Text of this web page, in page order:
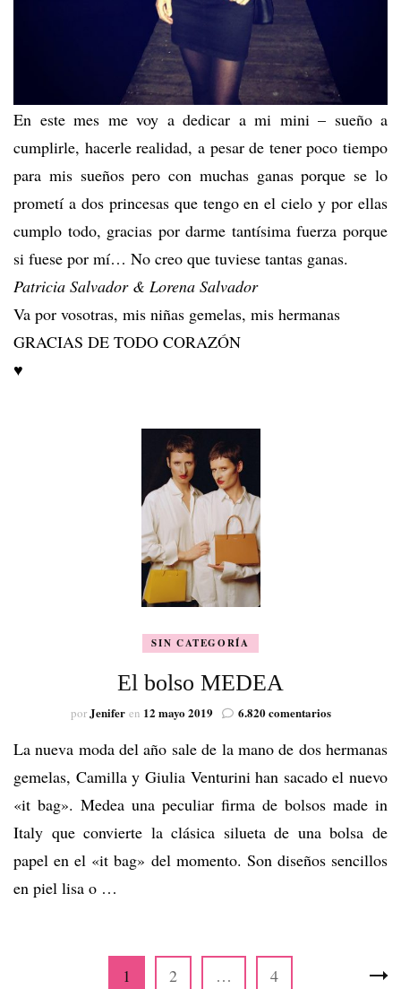
En este mes me voy a dedicar a mi mini – sueño a
cumplirle, hacerle realidad, a pesar de tener poco tiempo
para mis sueños pero con muchas ganas porque se lo
prometí a dos princesas que tengo en el cielo y por ellas
cumplo todo, gracias por darme tantísima fuerza porque
si fuese por mí… No creo que tuviese tantas ganas.
Patricia Salvador & Lorena Salvador
Va por vosotras, mis niñas gemelas, mis hermanas
GRACIAS DE TODO CORAZÓN
♥
SIN CATEGORÍA
El bolso MEDEA
porJenifer en 12 mayo 2019 6.820 comentariosen
bolso
La nueva moda del año sale de la mano de dos hermanas
gemelas, Camilla y Giulia Venturini han sacado el nuevo
«it bag». Medea una peculiar firma de bolsos made in
Italy que convierte la clásica silueta de una bolsa de
papel en el «it bag» del momento. Son diseños sencillos
en piel lisa o …
PaginaciónPágina
1 Página
2 … Página
4